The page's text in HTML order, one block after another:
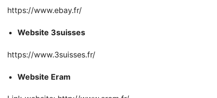
https://www.ebay.fr/
Website 3suisses
https://www.3suisses.fr/
Website Eram